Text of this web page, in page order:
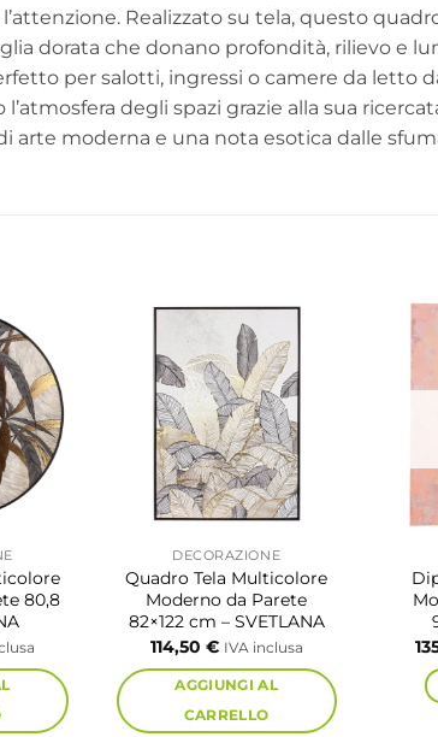
Realizzato su tela, questo
dorata che donano profondità, rilievo e
per salotti, ingressi o camere da letto
degli spazi grazie alla sua
arte moderna e una nota esotica dalle
80,8
DECORAZIONE
Quadro Tela Multicolore
Moderno da Parete
82×122 cm – SVETLANA
114,50 € IVA inclusa
AGGIUNGI AL
CARRELLO